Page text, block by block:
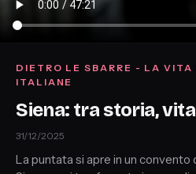
DIETRO LE SBARRE - LA VITA
ITALIANE
Siena: tra storia,
31/12/2025
La puntata si apre in un convento